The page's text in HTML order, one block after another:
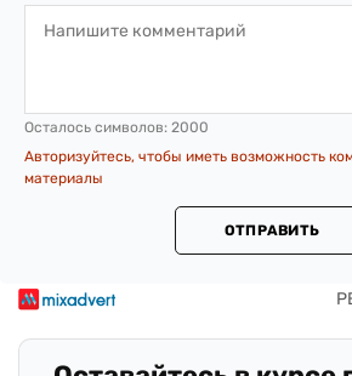
Осталось символов: 2000
Авторизуйтесь, чтобы иметь возможность
материалы
ОТПРАВИТЬ